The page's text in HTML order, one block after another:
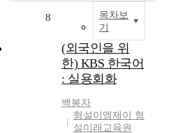
목차보
기
8
(외국인을 위
한) KBS 한국어
: 실용회화
백봉자
형설이엠제이 형
설미래교육원